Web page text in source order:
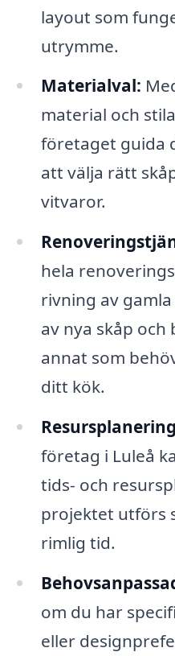
layout som
utrymme.
Materialval:
material och
företaget guida
att välja rätt
vitvaror.
hela
rivning av
av nya skåp och
annat som
ditt kök.
företag i Luleå
tids- och
projektet utförs
rimlig tid.
om du har
eller